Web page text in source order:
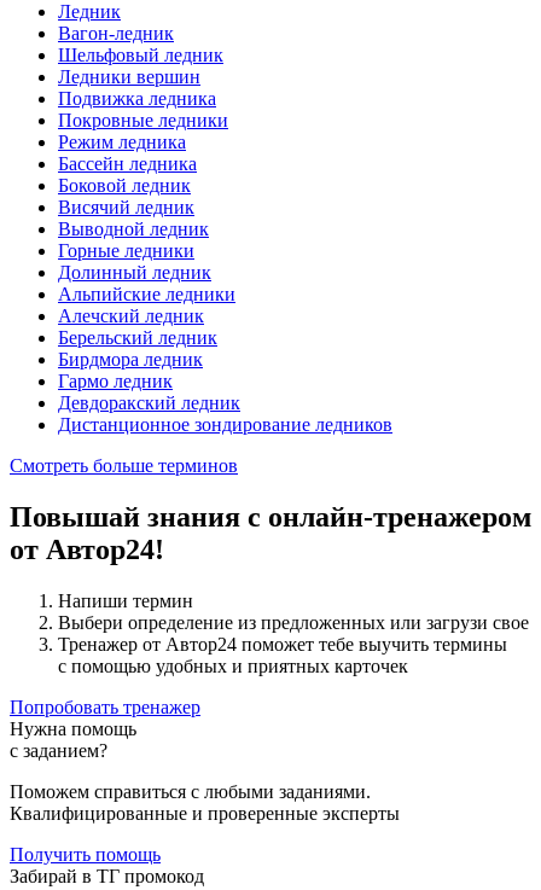
Ледник
Вагон-ледник
Шельфовый ледник
Ледники вершин
Подвижка ледника
Покровные ледники
Режим ледника
Бассейн ледника
Боковой ледник
Висячий ледник
Выводной ледник
Горные ледники
Долинный ледник
Альпийские ледники
Алечский ледник
Берельский ледник
Бирдмора ледник
Гармо ледник
Девдоракский ледник
Дистанционное зондирование ледников
Смотреть больше терминов
Повышай знания с онлайн-тренажером
от Автор24!
Напиши термин
Выбери определение из предложенных или загрузи свое
Тренажер от Автор24 поможет тебе выучить термины
с помощью удобных и приятных карточек
Попробовать тренажер
Нужна помощь
с заданием?
Поможем справиться с любыми заданиями.
Квалифицированные и проверенные эксперты
Получить помощь
Забирай в ТГ промокод